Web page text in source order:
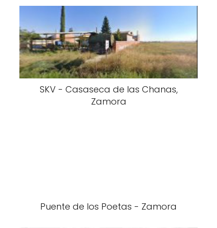
SKV - Casaseca de las Chanas,
Zamora
Puente de los Poetas - Zamora